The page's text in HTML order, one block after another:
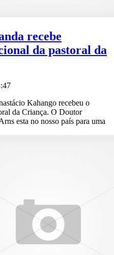
recebe
da pastoral da
Kahango recebeu o
da Criança. O Doutor
esta no nosso país para uma